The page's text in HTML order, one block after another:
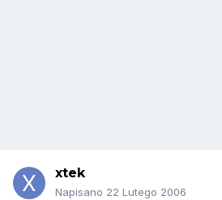
xtek
Napisano 22 Lutego 2006